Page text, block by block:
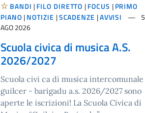
BANDI |FILO DIRETTO |FOCUS |PRIMO
PIANO |NOTIZIE |SCADENZE |AVVISI
5
AGO 2026
Scuola civica di musica A.S.
2026/2027
Scuola civi ca di musica intercomunale
guilcer - barigadu a.s. 2026/2027 sono
aperte le iscrizioni! La Scuola Civica di